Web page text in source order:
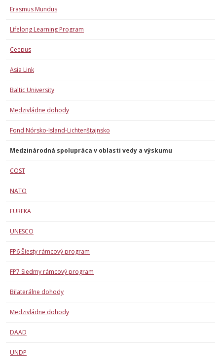
Erasmus Mundus
Lifelong Learning Program
Ceepus
Asia Link
Baltic University
Medzivládne dohody
Fond Nórsko-Island-Lichtenštajnsko
Medzinárodná spolupráca v oblasti vedy a výskumu
COST
NATO
EUREKA
UNESCO
FP6 Šiesty rámcový program
FP7 Siedmy rámcový program
Bilaterálne dohody
Medzivládne dohody
DAAD
UNDP